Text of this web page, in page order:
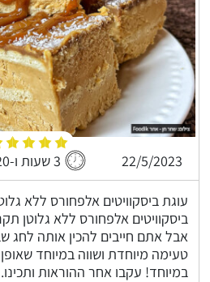
22/5/2023 3 שעות ו-20 דקות
עוגת ביסקוויטים אלפחורס ללא
ביסקוויטים אלפחורס ללא גלוטן
אבל אתם חייבים להכין אותה לחג
טעימה מיוחדת ושווה במיוחד
במיוחד! עקבו אחר ההוראות ותכינו.